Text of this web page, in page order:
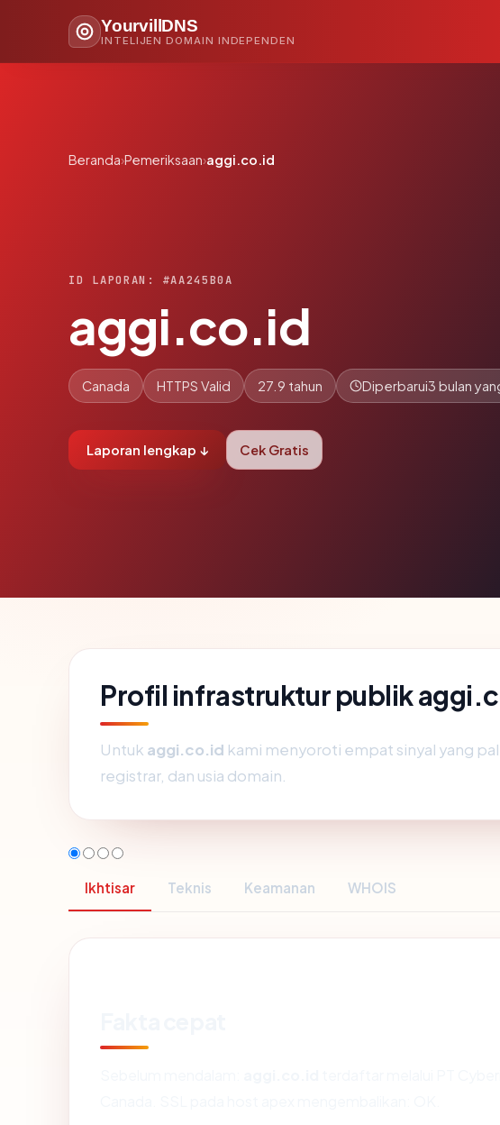
YourvillDNS
INTELIJEN DOMAIN INDEPENDEN
Beranda›Pemeriksaan›aggi.co.id
ID LAPORAN: #AA245B0A
aggi.co.id
Canada HTTPS Valid 27.9 tahun Diperbarui3 bulan
Laporan lengkap ↓ Cek Gratis
Profil infrastruktur publik
Untuk aggi.co.id kami menyoroti empat sinyal yang
registrar, dan usia domain.
Ikhtisar Teknis Keamanan WHOIS